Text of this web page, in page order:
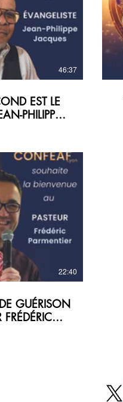
46:37
EST LE
PHILIPPE
22:40
GUÉRISON
FRÉDÉRIC